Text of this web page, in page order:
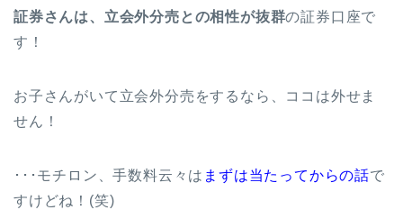
証券さんは、立会外分売との相性が抜群の証券口座で
す！
お子さんがいて立会外分売をするなら、ココは外せま
せん！
･･･モチロン、手数料云々は まずは当たってからの話で
すけどね！(笑)